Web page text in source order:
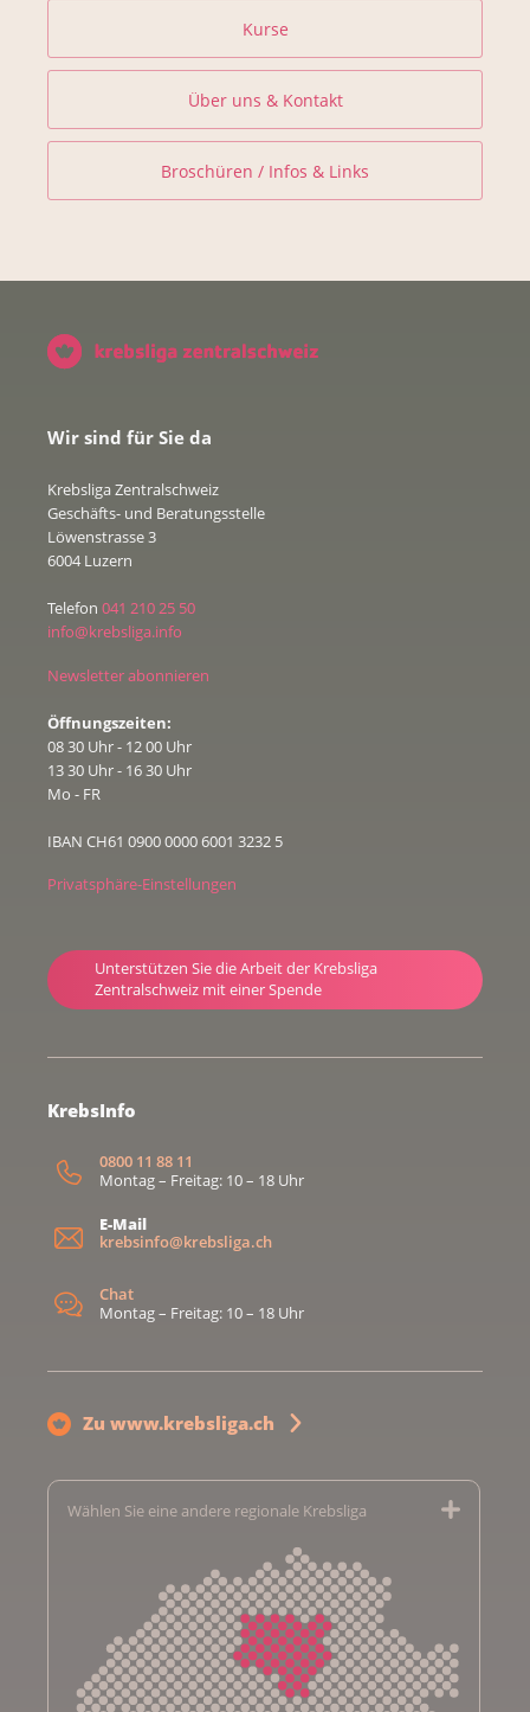
Kurse
Über uns & Kontakt
Broschüren / Infos & Links
Wir sind für Sie da
Krebsliga Zentralschweiz
Geschäfts- und Beratungsstelle
Löwenstrasse 3
6004 Luzern
Telefon 041 210 25 50
info@krebsliga.info
Newsletter abonnieren
Öffnungszeiten:
08 30 Uhr - 12 00 Uhr
13 30 Uhr - 16 30 Uhr
Mo - FR
IBAN CH61 0900 0000 6001 3232 5
Privatsphäre-Einstellungen
Unterstützen Sie die Arbeit der Krebsliga
Zentralschweiz mit einer Spende
KrebsInfo
0800 11 88 11
Montag – Freitag: 10 – 18 Uhr
E-Mail
krebsinfo@krebsliga.ch
Chat
Montag – Freitag: 10 – 18 Uhr
Zu www.krebsliga.ch
Wählen Sie eine andere regionale Krebsliga